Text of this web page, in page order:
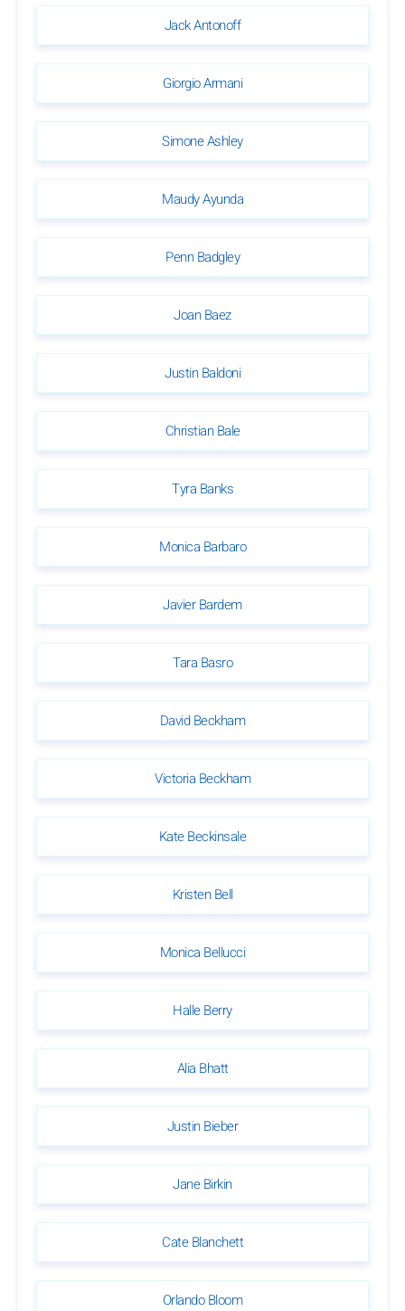
Jack Antonoff
Giorgio Armani
Simone Ashley
Maudy Ayunda
Penn Badgley
Joan Baez
Justin Baldoni
Christian Bale
Tyra Banks
Monica Barbaro
Javier Bardem
Tara Basro
David Beckham
Victoria Beckham
Kate Beckinsale
Kristen Bell
Monica Bellucci
Halle Berry
Alia Bhatt
Justin Bieber
Jane Birkin
Cate Blanchett
Orlando Bloom